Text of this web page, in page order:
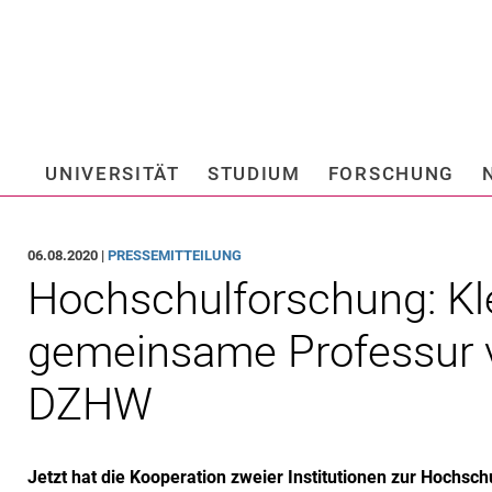
Springe direkt zu:
UNIVERSITÄT STUDIUM FORSCHUNG
06.08.2020 |PRESSEMITTEILUNG
Hochschulforschung:
gemeinsame Professur
DZHW
Jetzt hat die Kooperation zweier Institutionen zur